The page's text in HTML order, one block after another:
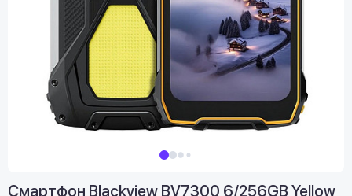
Смартфон Blackview BV7300 6/256GB Yellow